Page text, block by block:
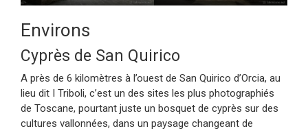
Environs
Cyprès de San Quirico
A près de 6 kilomètres à l’ouest de San Quirico d’Orcia, au
lieu dit I Triboli, c’est un des sites les plus photographiés
de Toscane, pourtant juste un bosquet de cyprès sur des
cultures vallonnées, dans un paysage changeant de